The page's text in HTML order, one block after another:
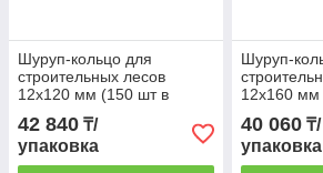
Шуруп-кольцо для
строительных лесов
12х120 мм (150 шт в
коробе) STARFIX
42 840 ₸/
упаковка
Шуруп-
12х160 мм
коробе)
40 060₸/
упаковка